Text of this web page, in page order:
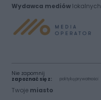
Wydawca mediówlokalnych
Nie zapomnij
zapoznać się z:
polityką prywatności
Twoje miasto